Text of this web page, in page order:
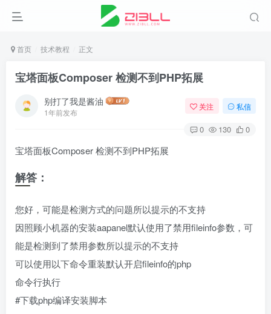
首页 技术教程 正文
宝塔面板Composer 检测不到PHP拓展
别打了我是酱油
1年前发布
关注 私信
0 130 0
宝塔面板Composer 检测不到PHP拓展
解答：
您好，可能是检测方式的问题所以提示的不支持
因照顾小机器的安装aapanel默认使用了禁用fileinfo参数，可
能是检测到了禁用参数所以提示的不支持
可以使用以下命令重装默认开启fileinfo的php
命令行执行
#下载php编译安装脚本